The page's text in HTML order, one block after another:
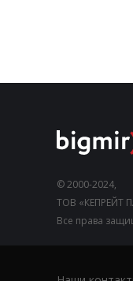
© 2000-2024,
ТОВ «КЕПРЕЙТ
Все права